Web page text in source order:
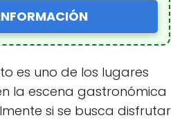
es uno de los lugares
la escena gastronómica
si se busca disfrutar